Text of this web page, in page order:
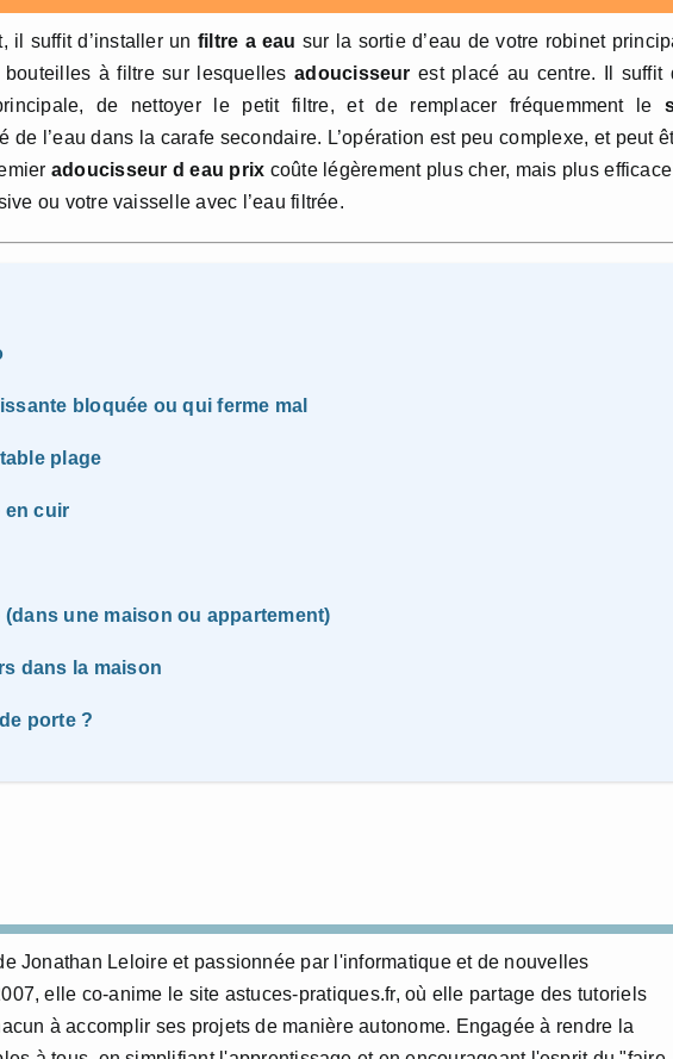
il suffit d’installer un filtre a eau sur la sortie d’eau de votre robinet
bouteilles à filtre sur lesquellesadoucisseur est placé au centre. Il suffit
de nettoyer le petit filtre, et de remplacer fréquemment le
de l’eau dans la carafe secondaire. L’opération est peu complexe, et peut
adoucisseur d eau prix coûte légèrement plus cher, mais plus
ou votre vaisselle avec l’eau filtrée.
bloquée ou qui ferme mal
plage
en cuir
(dans une maison ou appartement)
dans la maison
porte ?
Jonathan Leloire et passionnée par l'informatique et de nouvelles
elle co-anime le site astuces-pratiques.fr, où elle partage des tutoriels
à accomplir ses projets de manière autonome. Engagée à rendre la